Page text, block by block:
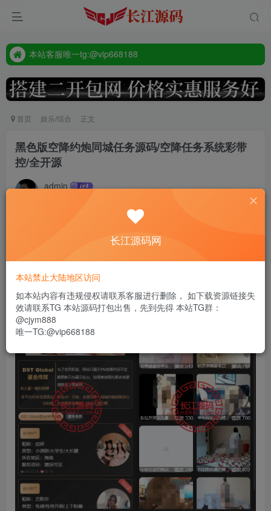
本站客服唯一tg:@vip668188
本站客服唯一tg:@vip668188
首页 娱乐/综合 正文
黑色版空降约炮同城任务源码/空降任务系统彩带
控/全开源
admin
前端vue源码全开源，带4国语言包
源码所有彩种都是系统彩，后台可控制，带开奖脚本
长江源码网
本站禁止大陆地区访问
如本站内容有违规侵权请联系客服进行删除， 如下载资源链接失
效请联系TG 本站源码打包出售，先到先得 本站TG群：
@cjym888
唯一TG:@vip668188